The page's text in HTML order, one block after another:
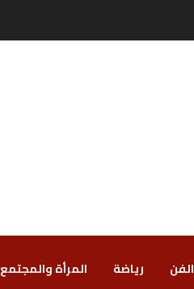
الفن رياضة ‏المرأة والمجتمع